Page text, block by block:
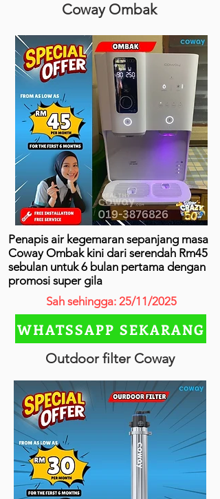
Coway Ombak
Penapis air kegemaran sepanjang masa
Coway Ombak kini dari serendah Rm45
sebulan untuk 6 bulan pertama dengan
promosi super gila
Sah sehingga: 25/11/2025
WHATSSAPP SEKARANG
Outdoor filter Coway